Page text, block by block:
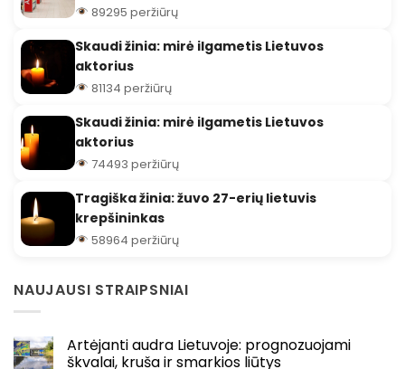
89295 peržiūrų
Skaudi žinia: mirė ilgametis Lietuvos
aktorius
81134 peržiūrų
Skaudi žinia: mirė ilgametis Lietuvos
aktorius
74493 peržiūrų
Tragiška žinia: žuvo 27-erių lietuvis
krepšininkas
58964 peržiūrų
NAUJAUSI STRAIPSNIAI
Artėjanti audra Lietuvoje: prognozuojami
škvalai, kruša ir smarkios liūtys